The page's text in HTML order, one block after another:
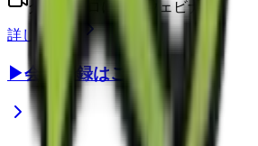
介護のプロによるウェビナー
詳しく見る
▶会員登録はこちら